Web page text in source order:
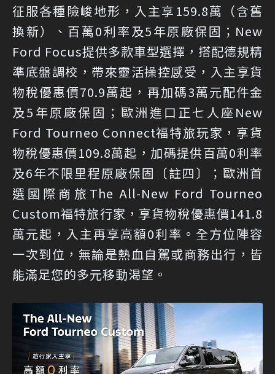
征服各種險峻地形，入主享159.8萬（含舊
換新）、百萬0利率及5年原廠保固；New
Ford Focus提供多款車型選擇，搭配德規精
準底盤調校，帶來靈活操控感受，入主享貨
物稅優惠價70.9萬起，再加碼3萬元配件金
及5年原廠保固；歐洲進口正七人座New
Ford Tourneo Connect福特旅玩家，享貨
物稅優惠價109.8萬起，加碼提供百萬0利率
及6年不限里程原廠保固〔註四〕；歐洲首
選國際商旅The All-New Ford Tourneo
Custom福特旅行家，享貨物稅優惠價141.8
萬元起，入主再享高額0利率。全方位陣容
一次到位，無論是熱血自駕或商務出行，皆
能滿足您的多元移動渴望。